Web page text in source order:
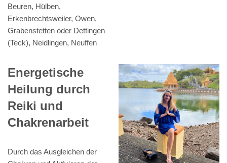
Beuren, Hülben,
Erkenbrechtsweiler, Owen,
Grabenstetten oder Dettingen
(Teck), Neidlingen, Neuffen
Energetische
Heilung durch
Reiki und
Chakrenarbeit
Durch das Ausgleichen der